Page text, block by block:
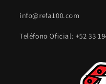
info@refa100.com
Teléfono Oficial: +52 33